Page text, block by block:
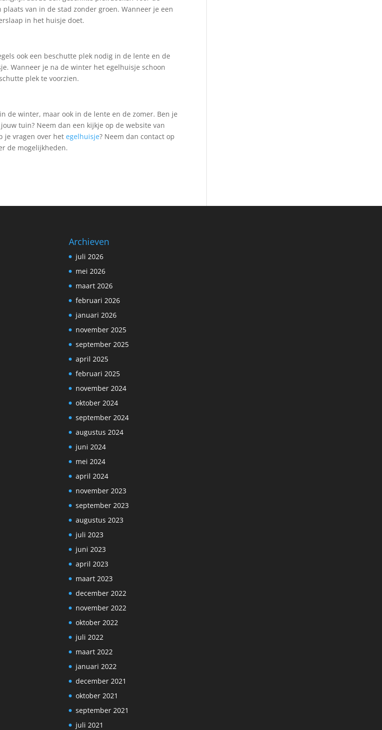
van in de stad zonder groen. Wanneer je een
in het huisje doet.
ook een beschutte plek nodig in de lente en de
Wanneer je na de winter het egelhuisje schoon
plek te voorzien.
de winter, maar ook in de lente en de zomer. Ben je
tuin? Neem dan een kijkje op de website van
je vragen over hetegelhuisje? Neem dan contact op
de mogelijkheden.
Archieven
juli 2026
mei 2026
maart 2026
februari 2026
januari 2026
november 2025
september 2025
april 2025
februari 2025
november 2024
oktober 2024
september 2024
augustus 2024
juni 2024
mei 2024
april 2024
november 2023
september 2023
augustus 2023
juli 2023
juni 2023
april 2023
maart 2023
december 2022
november 2022
oktober 2022
juli 2022
maart 2022
januari 2022
december 2021
oktober 2021
september 2021
juli 2021